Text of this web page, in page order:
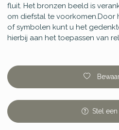
fluit. Het bronzen beeld is
om diefstal te voorkomen.Door
of symbolen kunt u het
hierbij aan het toepassen van
Stel een